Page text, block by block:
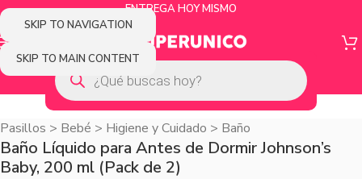
SKIP TO NAVIGATION
SKIP TO MAIN CONTENT
ENTREGA HOY MISMO
Pasillos > Bebé > Higiene y Cuidado > Baño
Baño Líquido para Antes de Dormir Johnson’s
Baby, 200 ml (Pack de 2)